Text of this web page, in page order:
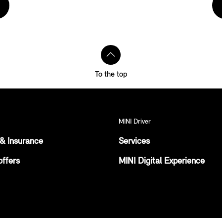
To the top
Insurance
MINI Driver
Services
MINI Digital Experience